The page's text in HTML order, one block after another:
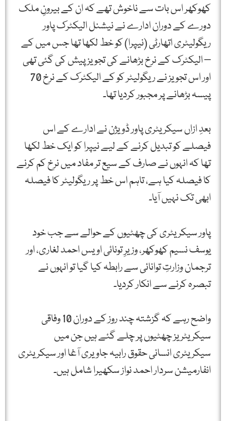
کھوکھر اس بات سے ناخوش تھے کہ ان کے بیرونِ ملک
دورے کے دوران ادارے نے نیشنل الیکٹرک پاور
ریگولیٹری اتھارٹی (نیپرا) کو خط لکھا تھا جس میں کے
– الیکٹرک کے نرخ بڑھانے کی تجویز پیش کی گئی تھی
اور اس تجویز نے ریگولیٹر کو کے الیکٹرک کے نرخ 70
پیسہ بڑھانے پر مجبور کردیا تھا۔
بعدِ ازاں سیکریٹری پاور ڈویژن نے ادارے کے اس
فیصلے کو تبدیل کرنے کے لیے نیپرا کو ایک خط لکھا
تھا کہ انہوں نے صارف کے سیع تر مفاد میں نرخ کم کرنے
کا فیصلہ کیا ہے، تاہم اس خط پر ریگولیٹر کا فیصلہ
ابھی تک نہیں آیا۔
پاور سیکریٹری کی چھٹیوں کے حوالے سے جب خود
یوسف نسیم کھوکھر، وزیرِ تونائی اویس احمد لغاری، اور
ترجمان وزارتِ توانائی سے رابطہ کیا گیا تو انہوں نے
تبصرہ کرنے سے انکار کردیا۔
واضح رہے کہ گزشتہ چند روز کے دوران 10 وفاقی
سیکریٹریز چھٹیوں پر چلے گئے ہیں جن میں
سیکریٹری انسانی حقوق رابیہ جاویری آغا اور سیکریٹری
انفارمیشن سردار احمد نواز سکھیرا شامل ہیں۔